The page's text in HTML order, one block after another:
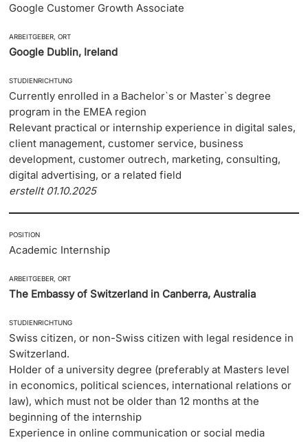
Berufseinstieg & Laufbahnberatung
Soziales & Gesundheit
Militär- & Zivildienst
Inklusive Universität
Koordinationsstelle für Geflüchtete
Langes Studium
Lernen & Lehren
KI in Studium und Lehre
Digitales Lernen
Sprachenzentrum
Universitätsbibliothek Basel
Google Customer Growth Associate
ARBEITGEBER, ORT
Google Dublin, Ireland
STUDIENRICHTUNG
Currently enrolled in a Bachelor`s or Master`s degree
program in the EMEA region
Relevant practical or internship experience in digital sales,
client management, customer service, business
development, customer outrech, marketing, consulting,
digital advertising, or a related field
erstellt 01.10.2025
POSITION
Academic Internship
ARBEITGEBER, ORT
The Embassy of Switzerland in Canberra, Australia
STUDIENRICHTUNG
Swiss citizen, or non-Swiss citizen with legal residence in
Switzerland.
Holder of a university degree (preferably at Masters level
in economics, political sciences, international relations or
law), which must not be older than 12 months at the
beginning of the internship
Experience in online communication or social media